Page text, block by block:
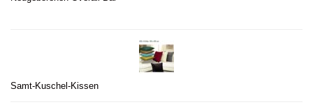
Samt-Kuschel-Kissen